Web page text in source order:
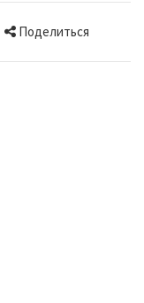
Поделиться